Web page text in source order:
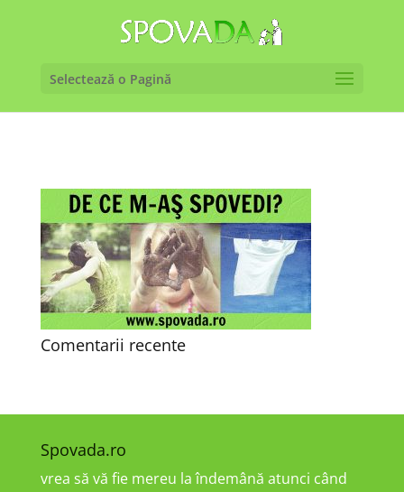
Selectează o Pagină
Comentarii recente
Spovada.ro
vrea să vă fie mereu la îndemână atunci când